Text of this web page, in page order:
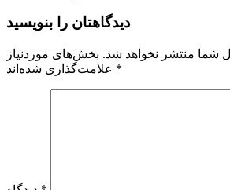
دیدگاهتان را بنویسید
شما منتشر نخواهد شد. بخش‌های موردنیاز
*